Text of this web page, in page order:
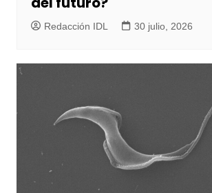
Redacción IDL 30 julio, 2026